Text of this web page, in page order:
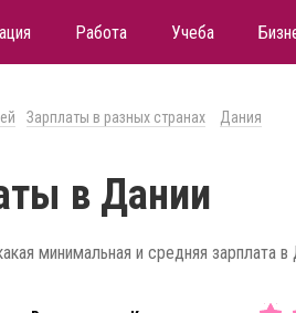
Работа Учеба
Зарплаты в разных странах Дания
в Дании
минимальная и средняя зарплата в